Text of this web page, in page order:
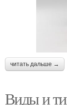
читать дальше →
Виды и